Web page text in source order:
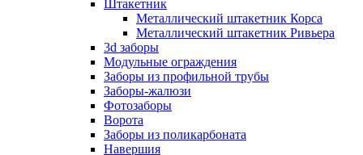
Штакетник
Металлический штакетник Корса
Металлический штакетник Ривьера
3d заборы
Модульные ограждения
Заборы из профильной трубы
Заборы-жалюзи
Фотозаборы
Ворота
Заборы из поликарбоната
Навершия